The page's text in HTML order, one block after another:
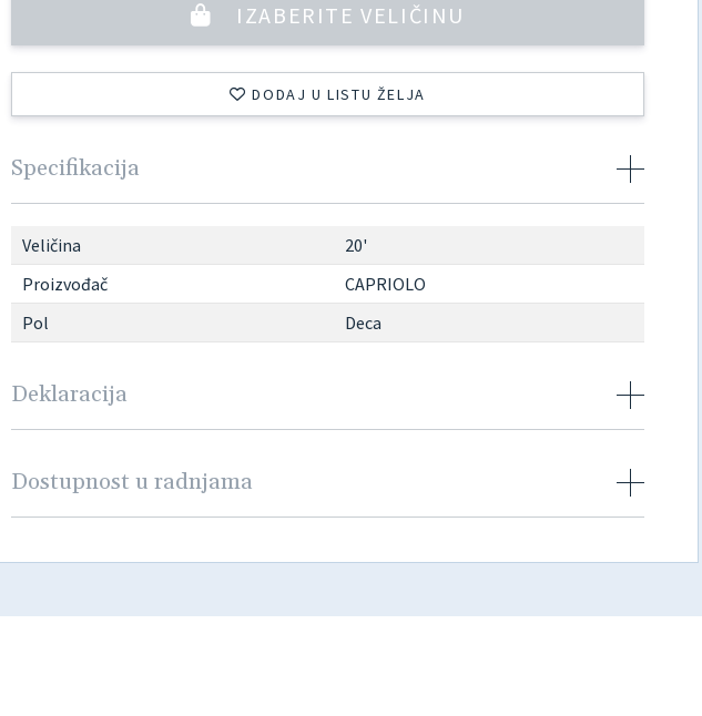
IZABERITE VELIČINU
DODAJ U LISTU ŽELJA
Specifikacija
Veličina
20'
Proizvođač
CAPRIOLO
Pol
Deca
Deklaracija
Dostupnost u radnjama